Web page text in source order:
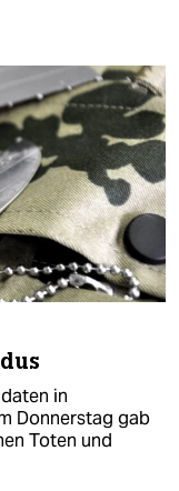
in
Donnerstag gab
Toten und